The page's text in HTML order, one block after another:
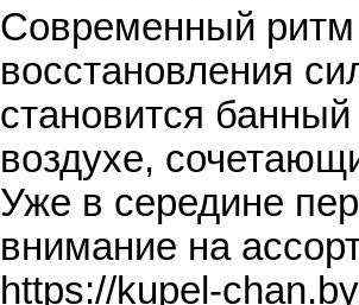
Современный ритм
восстановления
становится
воздухе,
Уже в середине
внимание на
https://kupel-